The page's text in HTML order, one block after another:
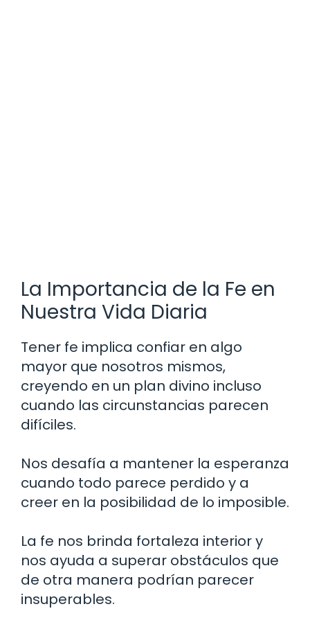
La Importancia de la Fe en
Nuestra Vida Diaria
Tener fe implica confiar en algo
mayor que nosotros mismos,
creyendo en un plan divino incluso
cuando las circunstancias parecen
difíciles.
Nos desafía a mantener la esperanza
cuando todo parece perdido y a
creer en la posibilidad de lo imposible.
La fe nos brinda fortaleza interior y
nos ayuda a superar obstáculos que
de otra manera podrían parecer
insuperables.